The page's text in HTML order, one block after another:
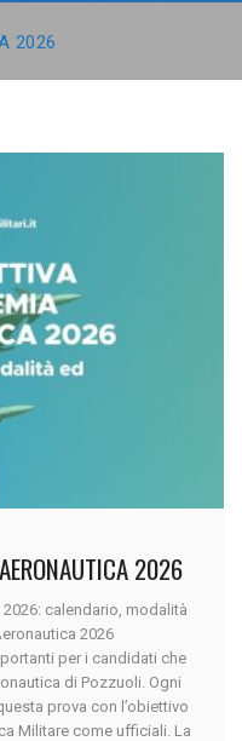
2026
2026
calendario, modalità
2026
per i candidati che
di Pozzuoli. Ogni
prova con l’obiettivo
Militare come ufficiali. La